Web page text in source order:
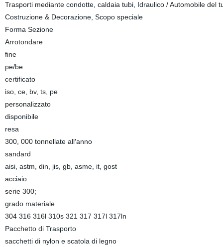
Trasporti mediante condotte, caldaia tubi, Idraulico / Automobile del
Costruzione & Decorazione, Scopo speciale
Forma Sezione
Arrotondare
fine
pe/be
certificato
iso, ce, bv, ts, pe
personalizzato
disponibile
resa
300, 000 tonnellate all′anno
sandard
aisi, astm, din, jis, gb, asme, it, gost
acciaio
serie 300;
grado materiale
304 316 316l 310s 321 317 317l 317ln
Pacchetto di Trasporto
sacchetti di nylon e scatola di legno